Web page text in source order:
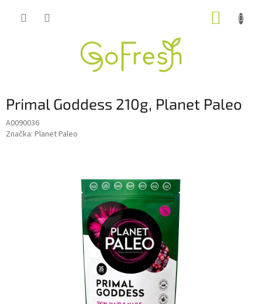
Primal Goddess 210g, Planet Paleo
A0090036
Značka: Planet Paleo